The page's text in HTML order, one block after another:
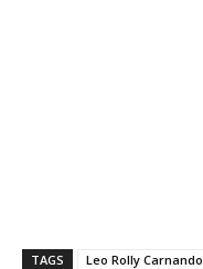
TAGS Leo Rolly Carnando